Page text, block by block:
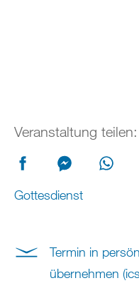
Veranstaltung teilen:
Gottesdienst
Termin in
übernehmen